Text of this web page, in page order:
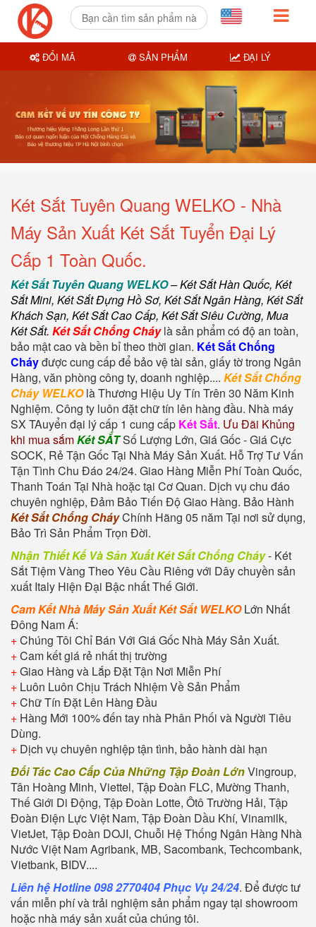
Két Sắt Tuyên Quang WELKO - Nhà
Máy Sản Xuất Két Sắt Tuyển Đại Lý
Cấp 1 Toàn Quốc.
Két Sắt Tuyên Quang WELKO–Két Sắt Hàn Quốc, Két
Sắt Mini, Két Sắt Đựng Hồ Sơ, Két Sắt Ngân Hàng, Két Sắt
Khách Sạn, Két Sắt Cao Cấp, Két Sắt Siêu Cường, Mua
Két Sắt. Két Sắt Chống Cháylà sản phẩm có độ an toàn,
bảo mật cao và bền bỉ theo thời gian. Két Sắt Chống
Cháyđược cung cấp để bảo vệ tài sản, giấy tờ trong Ngân
Hàng, văn phòng công ty, doanh nghiệp.... Két Sắt Chống
Cháy WELKOlà Thương Hiệu Uy Tín Trên 30 Năm Kinh
Nghiệm. Công ty luôn đặt chữ tín lên hàng đầu. Nhà máy
SX TAuyển đại lý cấp 1 cung cấp Két Sắt. Ưu Đãi Khủng
khi mua sắmKét SẮTSố Lượng Lớn, Giá Gốc - Giá Cực
SOCK, Rẻ Tận Gốc Tại Nhà Máy Sản Xuất. Hỗ Trợ Tư Vấn
Tận Tình Chu Đáo 24/24. Giao Hàng Miễn Phí Toàn Quốc,
Thanh Toán Tại Nhà hoặc tại Cơ Quan. Dịch vụ chu đáo
chuyên nghiệp, Đảm Bảo Tiến Độ Giao Hàng. Bảo Hành
Két Sắt Chống CháyChính Hãng 05 năm Tại nơi sử dụng,
Bảo Trì Sản Phẩm Trọn Đời.
Nhận Thiết Kế Và Sản Xuất Két Sắt Chống Cháy- Két
Sắt Tiệm Vàng Theo Yêu Cầu Riêng với Dây chuyền sản
xuất Italy Hiện Đại Bậc nhất Thế Giới.
Cam Kết Nhà Máy Sản Xuất Két Sắt WELKOLớn Nhất
Đông Nam Á:
+Chúng Tôi Chỉ Bán Với Giá Gốc Nhà Máy Sản Xuất.
+Cam kết giá rẻ nhất thị trường
+Giao Hàng và Lắp Đặt Tận Nơi Miễn Phí
+ Luôn Luôn Chịu Trách Nhiệm Về Sản Phẩm
+Chữ Tín Đặt Lên Hàng Đầu
+ Hàng Mới 100% đến tay nhà Phân Phối và Người Tiêu
Dùng.
+ Dịch vụ chuyên nghiệp tận tình, bảo hành dài hạn
Đối Tác Cao Cấp Của Những Tập Đoàn LớnVingroup,
Tân Hoàng Minh, Viettel, Tập Đoàn FLC, Mường Thanh,
Thế Giới Di Động, Tập Đoàn Lotte, Ôtô Trường Hải, Tập
Đoàn Điện Lực Việt Nam, Tập Đoàn Dầu Khí, Vinamilk,
VietJet, Tập Đoàn DOJI, Chuỗi Hệ Thống Ngân Hàng Nhà
Nước Việt Nam Agribank, MB, Sacombank, Techcombank,
Vietbank, BIDV....
Liên hệ Hotline 098 2770404 Phục Vụ 24/24. Để được tư
vấn miễn phí và trải nghiệm sản phẩm ngay tại showroom
hoặc nhà máy sản xuất của chúng tôi.
ĐỔI MÃ SẢN PHẨM ĐẠI LÝ